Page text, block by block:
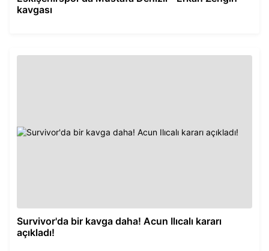
kavgası
Survivor'da bir kavga daha! Acun Ilıcalı kararı
açıkladı!